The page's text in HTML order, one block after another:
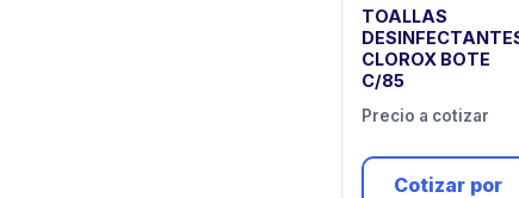
TOALLAS
CLOROX BOTE
C/85
Precio a cotizar
Cotizar por